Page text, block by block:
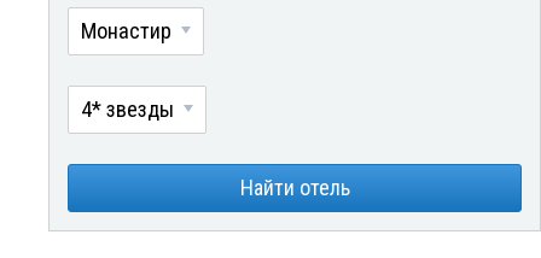
Монастир
4* звезды
Найти отель